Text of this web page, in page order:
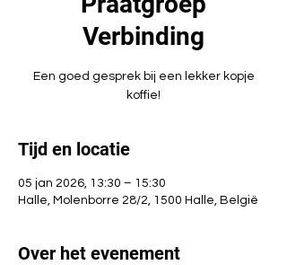
Verbinding
Een goed gesprek bij een lekker kopje
koffie!
Tijd en locatie
05 jan 2026, 13:30 – 15:30
Halle, Molenborre 28/2, 1500 Halle, België
Over het evenement